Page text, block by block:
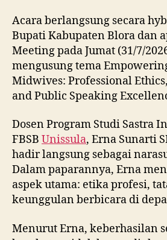
Acara berlangsung secara
Bupati Kabupaten Blora dan
Meeting pada Jumat (31/7/
mengusung tema
Midwives: Professional
and Public Speaking
Dosen Program Studi Sastra
FBSB Unissula, Erna Sunarti
hadir langsung sebagai
Dalam paparannya, Erna
aspek utama: etika profesi,
keunggulan berbicara di
Menurut Erna, keberhasilan